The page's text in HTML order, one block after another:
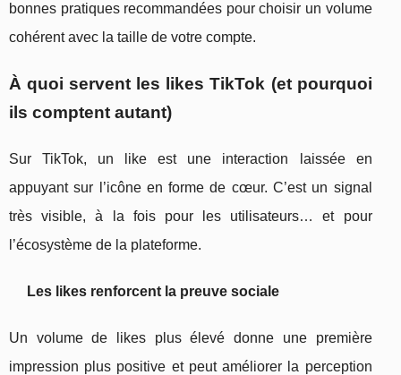
bonnes pratiques recommandées pour choisir un volume
cohérent avec la taille de votre compte.
À quoi servent les likes TikTok (et pourquoi
ils comptent autant)
Sur TikTok, un like est une interaction laissée en
appuyant sur l’icône en forme de cœur. C’est un signal
très visible, à la fois pour les utilisateurs… et pour
l’écosystème de la plateforme.
Les likes renforcent la preuve sociale
Un volume de likes plus élevé donne une première
impression plus positive et peut améliorer la perception